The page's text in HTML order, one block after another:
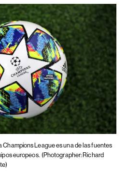
Champions League es una de las fuentes
europeos. (Photographer: Richard